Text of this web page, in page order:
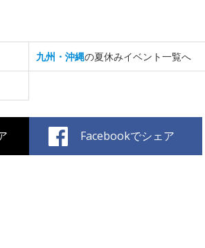
九州・沖縄の夏休みイベント一覧へ
Facebookでシェア